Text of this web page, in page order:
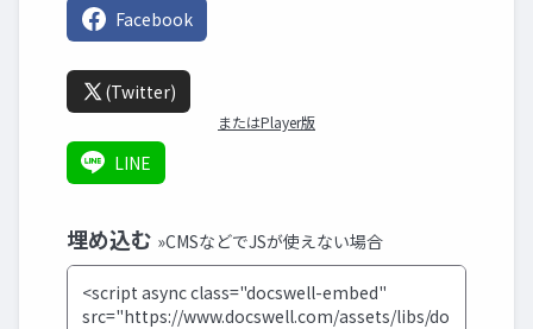
Facebook
(Twitter)
またはPlayer版
LINE
埋め込む »CMSなどでJSが使えない場合